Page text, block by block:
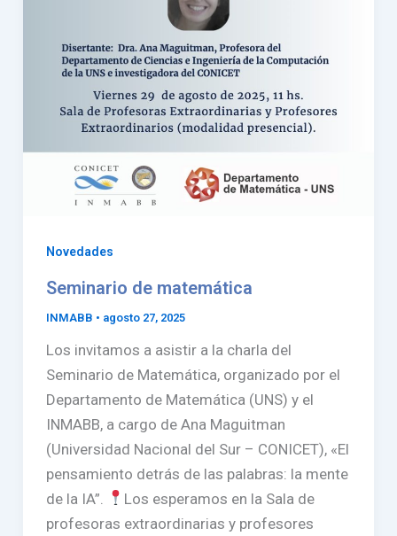
Novedades
Seminario de matemática
INMABB • agosto 27, 2025
Los invitamos a asistir a la charla del
Seminario de Matemática, organizado por el
Departamento de Matemática (UNS) y el
INMABB, a cargo de Ana Maguitman
(Universidad Nacional del Sur – CONICET), «El
pensamiento detrás de las palabras: la mente
de la IA”.
Los esperamos en la Sala de
profesoras extraordinarias y profesores